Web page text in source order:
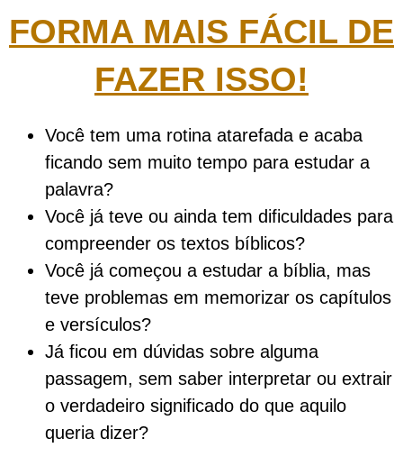
FORMA MAIS FÁCIL DE
FAZER ISSO!
Você tem uma rotina atarefada e acaba
ficando sem muito tempo para estudar a
palavra?
Você já teve ou ainda tem dificuldades para
compreender os textos bíblicos?
Você já começou a estudar a bíblia, mas
teve problemas em memorizar os capítulos
e versículos?
Já ficou em dúvidas sobre alguma
passagem, sem saber interpretar ou extrair
o verdadeiro significado do que aquilo
queria dizer?